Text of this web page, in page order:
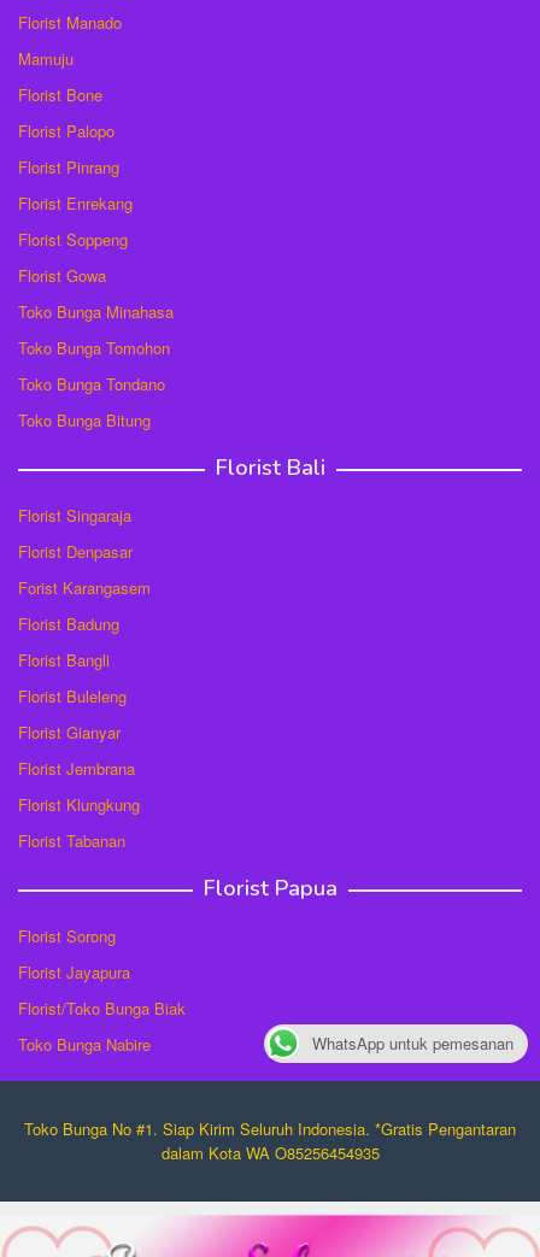
Florist Manado
Mamuju
Florist Bone
Florist Palopo
Florist Pinrang
Florist Enrekang
Florist Soppeng
Florist Gowa
Toko Bunga Minahasa
Toko Bunga Tomohon
Toko Bunga Tondano
Toko Bunga Bitung
Florist Bali
Florist Singaraja
Florist Denpasar
Forist Karangasem
Florist Badung
Florist Bangli
Florist Buleleng
Florist Gianyar
Florist Jembrana
Florist Klungkung
Florist Tabanan
Florist Papua
Florist Sorong
Florist Jayapura
Florist/Toko Bunga Biak
Toko Bunga Nabire
Toko Bunga No #1. Siap Kirim Seluruh Indonesia. *Gratis Pengantaran
dalam Kota WA O85256454935
WhatsApp untuk pemesanan